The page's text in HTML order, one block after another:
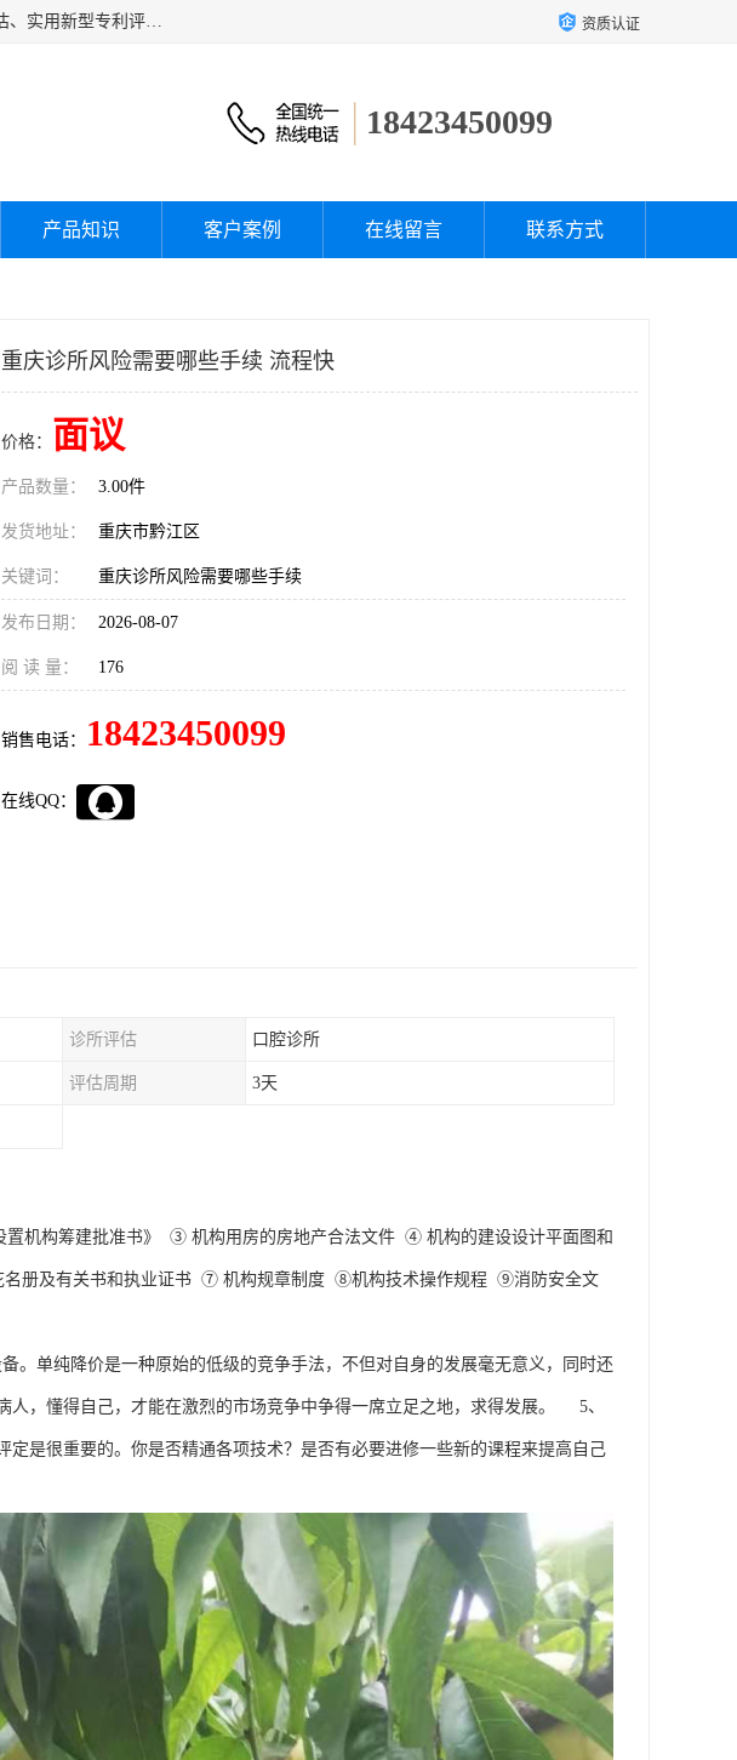
海润资产评估公司从事厂房拆迁评估、厂房资产评估、无形资产评估、房屋资产评估、企业停产停业损失评估、实用新型专利评估、果园资产评估、盆景价值评估、鱼塘资产评估等资产评估；从成立至今我司已经服务了全国几千家公司企业和事业单位，我们有着丰富的房屋、厂房、园林、企业拆迁等评估经验。 资质认证
18423450099
产品知识 客户案例 在线留言 联系方式
重庆诊所风险需要哪些手续 流程快
价格： 面议
产品数量： 3.00件
发货地址： 重庆市黔江区
关键词： 重庆诊所风险需要哪些手续
发布日期： 2026-08-07
阅 读 量： 176
销售电话： 18423450099
在线QQ：
诊所评估 口腔诊所
评估周期 3天
构筹建批准书》 ③ 机构用房的房地产合法文件 ④ 机构的建设设计平面图和
册及有关书和执业证书 ⑦ 机构规章制度 ⑧机构技术操作规程 ⑨消防安全文
。单纯降价是一种原始的低级的竞争手法，不但对自身的发展毫无意义，同时还
，懂得自己，才能在激烈的市场竞争中争得一席立足之地，求得发展。 5、
是很重要的。你是否精通各项技术？是否有必要进修一些新的课程来提高自己